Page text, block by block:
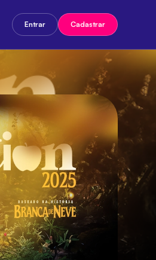
Entrar Cadastrar